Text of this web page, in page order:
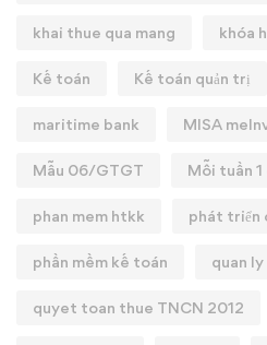
khai thue qua mang khóa
Kế toán Kế toán quản trị
maritime bank MISA
Mẫu 06/GTGT Mỗi tuần
phan mem htkk phát triển
phần mềm kế toán quan
quyet toan thue TNCN 2012